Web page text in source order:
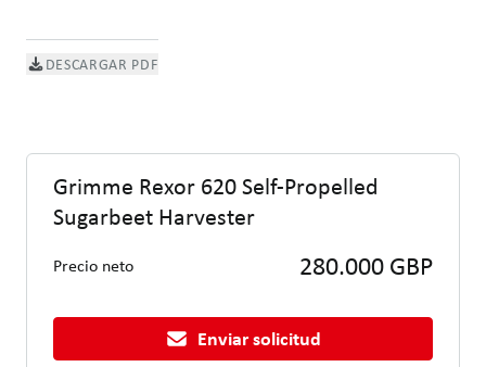
DESCARGAR PDF
Grimme Rexor 620 Self-Propelled
Sugarbeet Harvester
Precio neto 280.000 GBP
Enviar solicitud